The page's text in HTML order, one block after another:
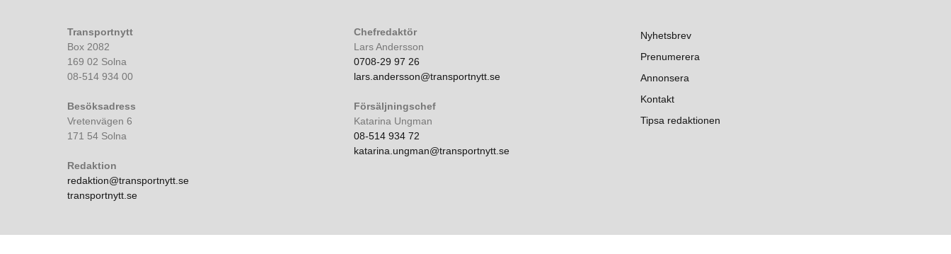
Transportnytt
Box 2082
169 02 Solna
08-514 934 00
Besöksadress
Vretenvägen 6
171 54 Solna
Redaktion
redaktion@transportnytt.se
transportnytt.se
Chefredaktör
Lars Andersson
0708-29 97 26
lars.andersson@transportnytt.se
Försäljningschef
Katarina Ungman
08-514 934 72
katarina.ungman@transportnytt.se
Nyhetsbrev
Prenumerera
Annonsera
Kontakt
Tipsa redaktionen